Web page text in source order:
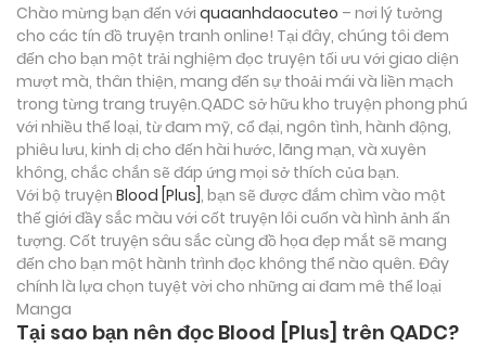
Chào mừng bạn đến với quaanhdaocuteo – nơi lý tưởng
cho các tín đồ truyện tranh online! Tại đây, chúng tôi đem
đến cho bạn một trải nghiệm đọc truyện tối ưu với giao diện
mượt mà, thân thiện, mang đến sự thoải mái và liền mạch
trong từng trang truyện.QADC sở hữu kho truyện phong phú
với nhiều thể loại, từ đam mỹ, cổ đại, ngôn tình, hành động,
phiêu lưu, kinh dị cho đến hài hước, lãng mạn, và xuyên
không, chắc chắn sẽ đáp ứng mọi sở thích của bạn.
Với bộ truyện Blood [Plus], bạn sẽ được đắm chìm vào một
thế giới đầy sắc màu với cốt truyện lôi cuốn và hình ảnh ấn
tượng. Cốt truyện sâu sắc cùng đồ họa đẹp mắt sẽ mang
đến cho bạn một hành trình đọc không thể nào quên. Đây
chính là lựa chọn tuyệt vời cho những ai đam mê thể loại
Manga
Tại sao bạn nên đọc Blood [Plus] trên QADC?